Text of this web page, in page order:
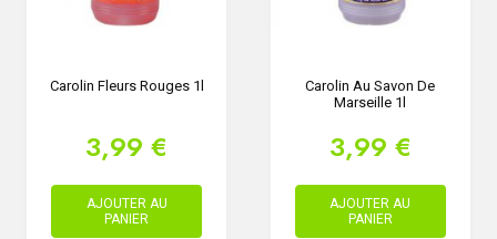
Carolin Fleurs Rouges 1l
3,99 €
AJOUTER AU
PANIER
Carolin Au Savon De
Marseille 1l
3,99 €
AJOUTER AU
PANIER